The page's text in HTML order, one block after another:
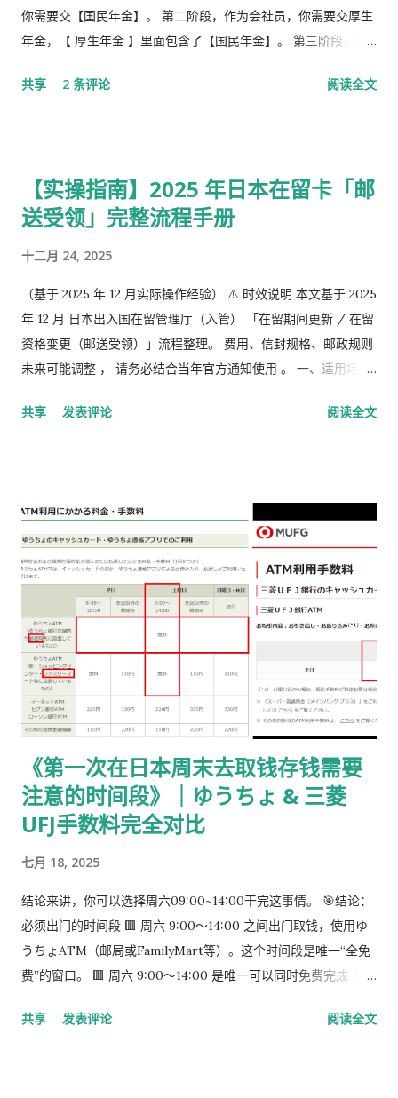
你需要交【国民年金】。 第二阶段，作为会社员，你需要交厚生
年金，【 厚生年金 】里面包含了【国民年金】。 第三阶段，究
槽的。 第1号被保险者：20岁以上60岁未满农业者，自营业者，
共享 2 条评论 阅读全文
【实操指南】2025 年日本在留卡「邮
送受领」完整流程手册
十二月 24, 2025
（基于 2025 年 12 月实际操作经验） ⚠️ 时效说明 本文基于 2025
年 12 月 日本出入国在留管理厅（入管） 「在留期间更新 / 在留
资格变更（邮送受领）」流程整理。 费用、信封规格、邮政规则
未来可能调整 ， 请务必结合当年官方通知使用 。 一、适用场景
完了，请邮寄材料 」的邮件 选择 邮送方式领取新在留卡 需要自
载 PDF（不是费用说明页） 👉
https://www.moj.go.jp/isa/content/930002833.pdf 打印后
填写： 右上角： 申请受理编号 右下角： 本人姓名 在指定的「収
入印紙贴付栏」内： 贴 5,500 日元的收入印纸 可以是 两张或多
张 不重叠、不消印 📌 5,500 日元适用于： 2025 年 4 月 1 日以
后提交的在留期间更新 / 资格变更申请 ② 准备回邮用【レター
パック】 可以使用： 青色：レターパックライト（430 日元）
或红色：レターパックプラス（更稳，但非强制） 回邮用 レター
パック： 提前写好“收件人地址” 可写：本人住址 或 公司地址 不
要封口 可 对折一次 （标准做法） 📌 官方邮件只写「レターパッ
ク」， 没有指定必须 Plus，也没有写必须本人签收 。 ③ 用【简
易书留】寄给入管 把以下 3 样东西一起放入一个 A4 用信封 ：
手数料纳付书（已贴印纸） 当前持有的在留卡 正本 回邮用 レタ
ーパック（对折） 信封要求： 角2 或 角4 都可以 两者都能放 A4
入管、邮局 没有尺寸指定 用你手上的那个即可 到邮局柜台说一
件人（左上或背面）： 可以写 本人住址 也可以写 公司地址 只要
共享 发表评论 阅读全文
《第一次在日本周末去取钱存钱需要
注意的时间段》｜ゆうちょ & 三菱
UFJ手数料完全对比
七月 18, 2025
结论来讲，你可以选择周六09:00~14:00干完这事情。 🎯结论：
必须出门的时间段 🟥 周六 9:00～14:00 之间出门取钱，使用ゆ
うちょATM（邮局或FamilyMart等）。这个时间段是唯一“全免
费”的窗口。 🟥 周六 9:00～14:00 是唯一可以同时免费完成「三
能找到免费的。
共享 发表评论 阅读全文